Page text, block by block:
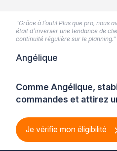
Comme Angélique,
commandes et attirez
Je vérifie mon éligibilité
“Grâce à l’outil Plus que pro, nous
était d’inverser une tendance de
continuité régulière sur le planning.”
Angélique